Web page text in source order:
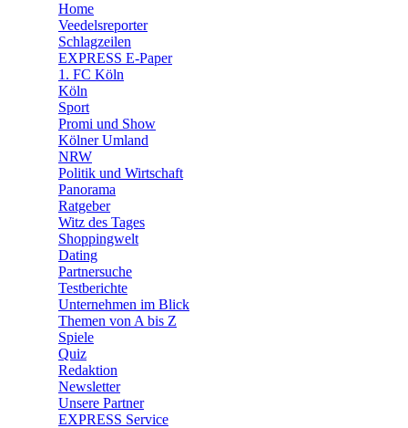
🛒 Shoppingwelt
Home
Veedelsreporter
Schlagzeilen
EXPRESS E-Paper
1. FC Köln
Köln
Sport
Promi und Show
Kölner Umland
NRW
Politik und Wirtschaft
Panorama
Ratgeber
Witz des Tages
Shoppingwelt
Dating
Partnersuche
Testberichte
Unternehmen im Blick
Themen von A bis Z
Spiele
Quiz
Redaktion
Newsletter
Unsere Partner
EXPRESS Service